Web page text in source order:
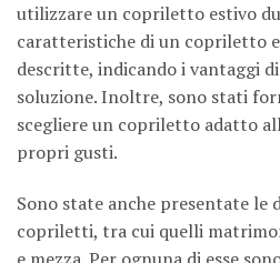
utilizzare un copriletto estivo
caratteristiche di un copriletto
descritte, indicando i vantaggi
soluzione. Inoltre, sono stati
scegliere un copriletto adatto
propri gusti.
Sono state anche presentate le
copriletti, tra cui quelli